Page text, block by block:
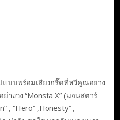
แบบพร้อมเสียงกรี๊ดที่ทวีคูณอย่าง
างวง “Monsta X” (มอนสตาร์
, “Hero” ,Honesty” ,